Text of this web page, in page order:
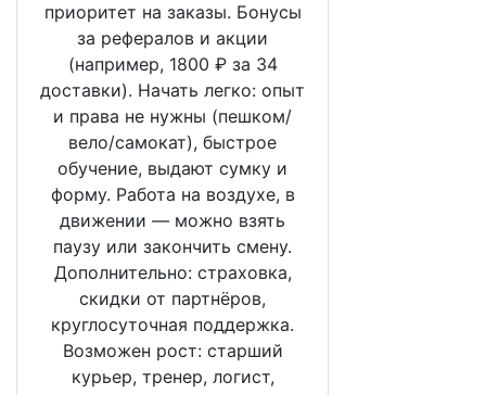
приоритет на заказы. Бонусы
за рефералов и акции
(например, 1800 ₽ за 34
доставки). Начать легко: опыт
и права не нужны (пешком/
вело/самокат), быстрое
обучение, выдают сумку и
форму. Работа на воздухе, в
движении — можно взять
паузу или закончить смену.
Дополнительно: страховка,
скидки от партнёров,
круглосуточная поддержка.
Возможен рост: старший
курьер, тренер, логист,